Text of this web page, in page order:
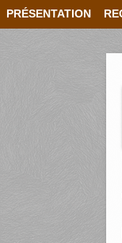
PRÉSENTATION